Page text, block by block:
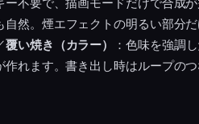
自然。煙エフェクトの明るい部分
覆い焼き（カラー）
：色味を強調
れます。書き出し時はループの